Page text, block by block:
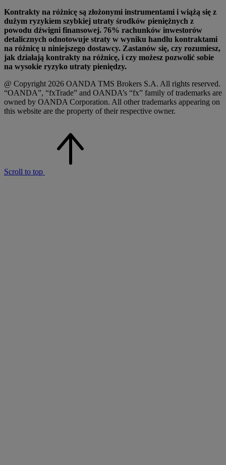
Kontrakty na różnicę są złożonymi instrumentami i wiążą się z
dużym ryzykiem szybkiej utraty środków pieniężnych z
powodu dźwigni finansowej. 76% rachunków inwestorów
detalicznych odnotowuje straty w wyniku handlu kontraktami
na różnicę u niniejszego dostawcy. Zastanów się, czy rozumiesz,
jak działają kontrakty na różnicę, i czy możesz pozwolić sobie
na wysokie ryzyko utraty pieniędzy.
@ Copyright 2026 OANDA TMS Brokers S.A. All rights reserved.
“OANDA”, “fxTrade” and OANDA’s “fx” family of trademarks are
owned by OANDA Corporation. All other trademarks appearing on
this website are the property of their respective owner.
Scroll to top